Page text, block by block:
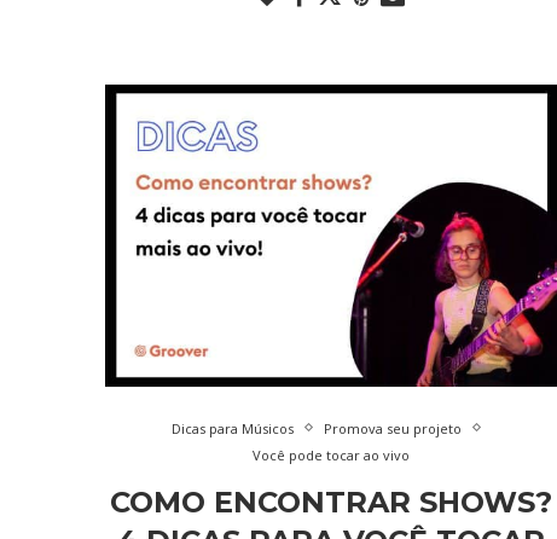
Dicas para Músicos
Promova seu projeto
Você pode tocar ao vivo
COMO ENCONTRAR SHOWS?